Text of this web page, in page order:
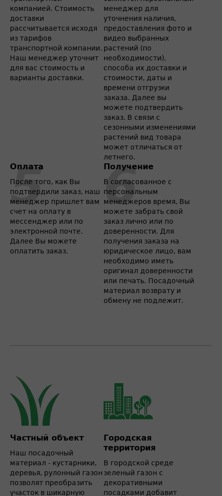
компанией. Стоимость
доставки
рассчитывается исходя
из тарифов
транспортной компании.
Наш менеджер уточнит
для вас стоимость и
варианты доставки.
менеджер для
уточнения наличия,
предоставления фото и
видео выбранных
растений (по
необходимости),
способа их доставки и
стоимости, даты и
времени отгрузки
заказа. Далее вы
можете подтвердить
заказ. В связи с
сезонными изменениями
растений вид товара
может отличаться от
летнего.
Оплата
После того, как Вы
подтвердили заказ, наш
менеджер пришлет вам
счет на оплату в
мессенджер или по
электронной почте.
Далее Вы можете
оплатить заказ.
Получение
В согласованное с
персональным
менеджеров время, Вы
можете забрать свой
заказ лично или по
доверенности. Для
получения заказа на
юридическое лицо, вам
необходимо иметь
оригинал доверенности
или печать. Посадочный
материал возврату и
обмену не подлежит.
Частный объект
Наш посадочный
материал - кустарники,
деревья, рулонный газон
позволят преобразить
участок в шикарную
Городская
территория
В городской среде
зеленый газон с
декоративными
посадками добавит